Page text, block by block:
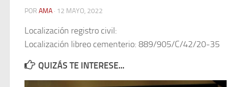
POR AMA · 12 MAYO, 2022
Localización registro civil:
Localización libreo cementerio: 889/905/C/42/20-35
QUIZÁS TE INTERESE...